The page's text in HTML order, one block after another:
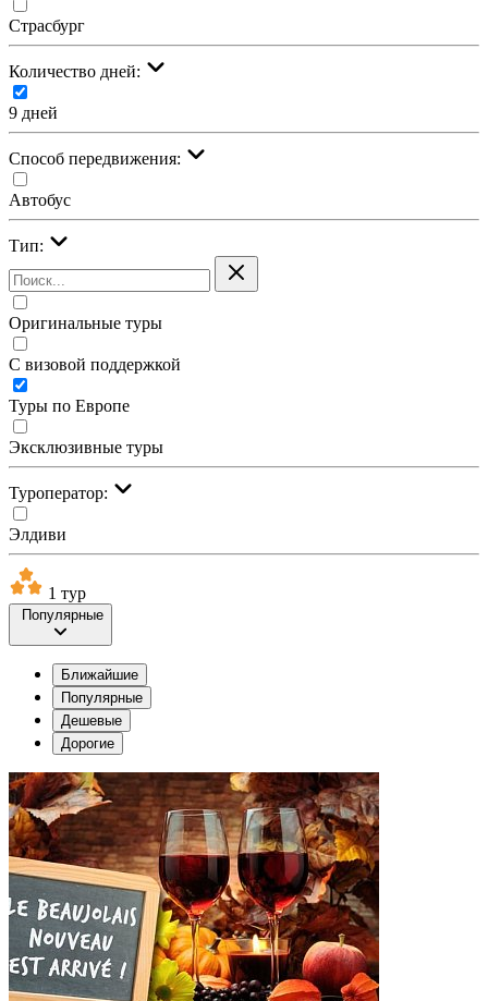
Страсбург
Количество дней:
9 дней
Cпособ передвижения:
Автобус
Тип:
Оригинальные туры
С визовой поддержкой
Туры по Европе
Эксклюзивные туры
Туроператор:
Элдиви
1 тур
Популярные
Ближайшие
Популярные
Дешевые
Дорогие